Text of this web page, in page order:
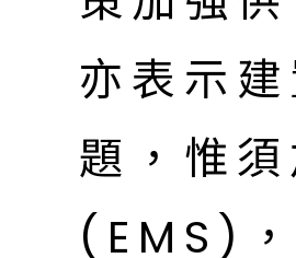
亦表示
題，惟
(EMS)